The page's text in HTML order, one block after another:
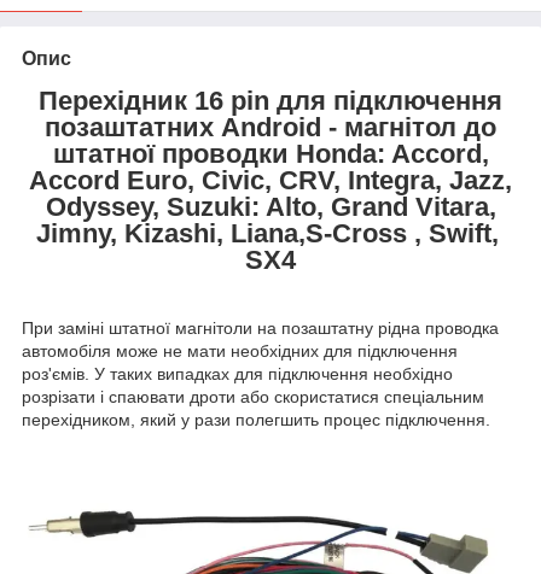
Опис
Перехідник 16 pin для підключення
позаштатних Android - магнітол до
штатної проводки Honda: Accord,
Accord Euro, Civic, CRV, Integra, Jazz,
Odyssey, Suzuki: Alto, Grand Vitara,
Jimny, Kizashi, Liana,S-Cross , Swift,
SX4
При заміні штатної магнітоли на позаштатну рідна проводка
автомобіля може не мати необхідних для підключення
роз'ємів. У таких випадках для підключення необхідно
розрізати і спаювати дроти або скористатися спеціальним
перехідником, який у рази полегшить процес підключення.